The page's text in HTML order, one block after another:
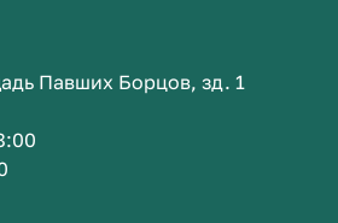
Павших Борцов, зд. 1